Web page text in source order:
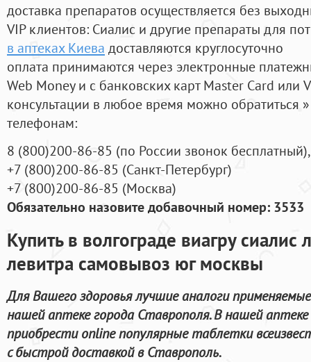
доставка препаратов осуществляется без
VIP клиентов: Сиалис и другие препараты для
в аптеках Киева доставляются круглосуточно
оплата принимаются через электронные
Web Money и с банковских карт Master Card или
консультации в любое время можно обратиться
телефонам:
8 (800)200-86-85 (по России звонок бесплатный),
+7 (800)200-86-85 (Санкт-Петербург)
+7 (800)200-86-85 (Москва)
Обязательно назовите добавочный номер: 3533
Купить в волгограде виагру
левитра самовывоз юг москвы
Для Вашего здоровья лучшие аналоги
нашей аптеке города Ставрополя. В нашей
приобрести online популярные таблетки
с быстрой доставкой в Ставрополь.